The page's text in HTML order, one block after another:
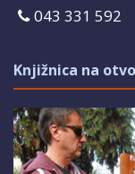
043 331 592
Knjižnica na